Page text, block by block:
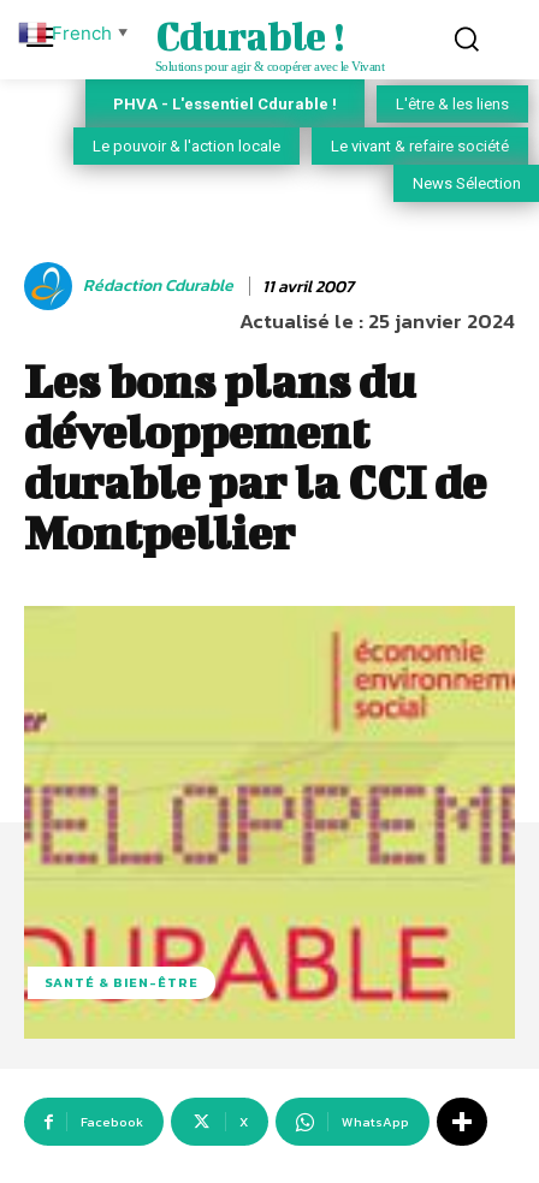
Cdurable !
Solutions pour agir & coopérer avec le Vivant
PHVA - L'essentiel Cdurable ! L'être & les liens
Le pouvoir & l'action locale Le vivant & refaire société
News Sélection
Rédaction Cdurable 11 avril 2007
Actualisé le :25 janvier 2024
Les bons plans du
développement
durable par la CCI de
Montpellier
SANTÉ & BIEN-ÊTRE
Facebook X WhatsApp
French ▼